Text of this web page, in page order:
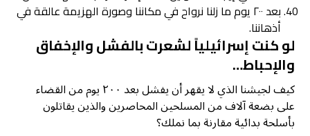
بعد ٢٠٠ يوم ما زلنا نرواح في مكاننا وصورة الهزيمة عالقة في
أذهاننا.
لو كنت إسرائيلياً لشعرت بالفشل والإخفاق
والإحباط…
كيف لجيشنا الذي لا يقهر أن يفشل بعد ٢٠٠ يوم من القضاء
على بضعة آلاف من المسلحين المحاصرين والذين يقاتلون
بأسلحة بدائية مقارنة بما نملك؟